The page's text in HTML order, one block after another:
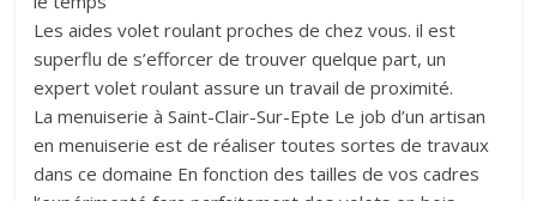
Les aides volet roulant proches de chez vous. il est
superflu de s’efforcer de trouver quelque part, un
expert volet roulant assure un travail de proximité.
La menuiserie à Saint-Clair-Sur-Epte Le job d’un artisan
en menuiserie est de réaliser toutes sortes de travaux
dans ce domaine En fonction des tailles de vos cadres